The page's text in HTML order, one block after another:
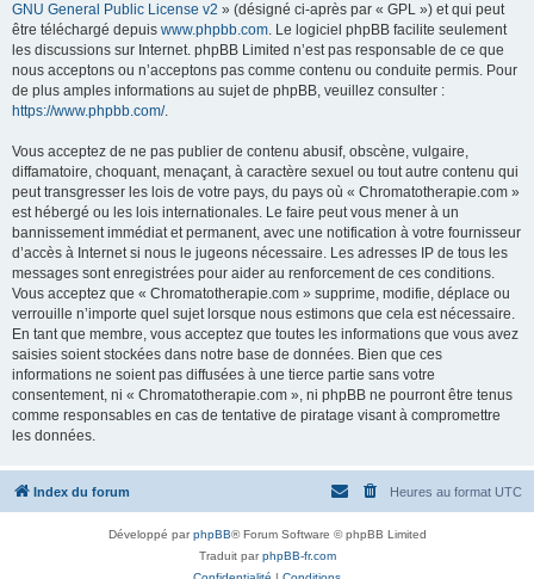
GNU General Public License v2 » (désigné ci-après par « GPL ») et qui peut
être téléchargé depuis www.phpbb.com. Le logiciel phpBB facilite seulement
les discussions sur Internet. phpBB Limited n’est pas responsable de ce que
nous acceptons ou n’acceptons pas comme contenu ou conduite permis. Pour
de plus amples informations au sujet de phpBB, veuillez consulter :
https://www.phpbb.com/.
Vous acceptez de ne pas publier de contenu abusif, obscène, vulgaire,
diffamatoire, choquant, menaçant, à caractère sexuel ou tout autre contenu qui
peut transgresser les lois de votre pays, du pays où « Chromatotherapie.com »
est hébergé ou les lois internationales. Le faire peut vous mener à un
bannissement immédiat et permanent, avec une notification à votre fournisseur
d’accès à Internet si nous le jugeons nécessaire. Les adresses IP de tous les
messages sont enregistrées pour aider au renforcement de ces conditions.
Vous acceptez que « Chromatotherapie.com » supprime, modifie, déplace ou
verrouille n’importe quel sujet lorsque nous estimons que cela est nécessaire.
En tant que membre, vous acceptez que toutes les informations que vous avez
saisies soient stockées dans notre base de données. Bien que ces
informations ne soient pas diffusées à une tierce partie sans votre
consentement, ni « Chromatotherapie.com », ni phpBB ne pourront être tenus
comme responsables en cas de tentative de piratage visant à compromettre
les données.
Index du forum Heures au format UTC
Développé parphpBB® Forum Software © phpBB Limited
Traduit parphpBB-fr.com